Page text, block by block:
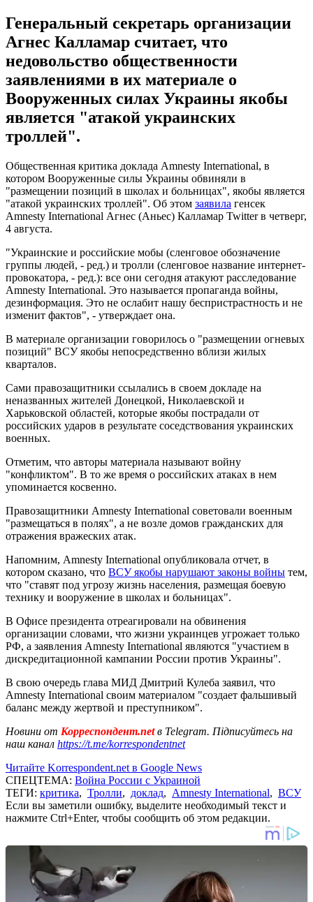
Генеральный секретарь организации
Агнес Калламар считает, что
недовольство общественности
заявлениями в их материале о
Вооруженных силах Украины якобы
является "атакой украинских
троллей".
Общественная критика доклада Amnesty International, в
котором Вооруженные силы Украины обвиняли в
"размещении позиций в школах и больницах", якобы является
"атакой украинских троллей". Об этом заявила генсек
Amnesty International Агнес (Аньес) Калламар Twitter в четверг,
4 августа.
"Украинские и российские мобы (сленговое обозначение
группы людей, - ред.) и тролли (сленговое название интернет-
провокатора, - ред.): все они сегодня атакуют расследование
Amnesty International. Это называется пропаганда войны,
дезинформация. Это не ослабит нашу беспристрастность и не
изменит фактов", - утверждает она.
В материале организации говорилось о "размещении огневых
позиций" ВСУ якобы непосредственно вблизи жилых
кварталов.
Сами правозащитники ссылались в своем докладе на
неназванных жителей Донецкой, Николаевской и
Харьковской областей, которые якобы пострадали от
российских ударов в результате соседствования украинских
военных.
Отметим, что авторы материала называют войну
"конфликтом". В то же время о российских атаках в нем
упоминается косвенно.
Правозащитники Amnesty International советовали военным
"размещаться в полях", а не возле домов гражданских для
отражения вражеских атак.
Напомним, Amnesty International опубликовала отчет, в
котором сказано, что ВСУ якобы нарушают законы войны тем,
что "ставят под угрозу жизнь населения, размещая боевую
технику и вооружение в школах и больницах".
В Офисе президента отреагировали на обвинения
организации словами, что жизни украинцев угрожает только
РФ, а заявления Amnesty International являются "участием в
дискредитационной кампании России против Украины".
В свою очередь глава МИД Дмитрий Кулеба заявил, что
Amnesty International своим материалом "создает фальшивый
баланс между жертвой и преступником".
Новини от Корреспондент.netв Telegram. Підписуйтесь на
наш канал https://t.me/korrespondentnet
Читайте Korrespondent.net в Google News
СПЕЦТЕМА: Война России с Украиной
ТЕГИ: критика, Тролли, доклад, Amnesty International, ВСУ
Если вы заметили ошибку, выделите необходимый текст и
нажмите Ctrl+Enter, чтобы сообщить об этом редакции.